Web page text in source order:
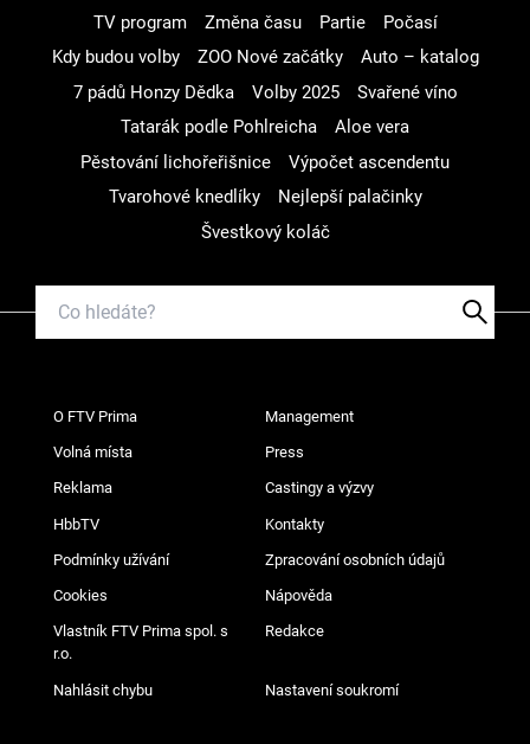
TV program
Změna času Partie
Počasí
Kdy budou volby
ZOO Nové začátky
Auto – katalog
7 pádů Honzy Dědka
Volby 2025
Svařené víno
Tatarák podle Pohlreicha
Aloe vera
Pěstování lichořeřišnice
Výpočet ascendentu
Tvarohové knedlíky
Nejlepší palačinky
Švestkový koláč
O FTV Prima Management
Volná místa Press
Reklama Castingy a výzvy
HbbTV Kontakty
Podmínky užívání Zpracování osobních údajů
Cookies Nápověda
Vlastník FTV Prima spol. s
r.o.
Redakce
Nahlásit chybu Nastavení soukromí